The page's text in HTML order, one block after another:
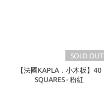
SOLD OUT
【法國KAPLA．小木板】40
SQUARES - 粉紅